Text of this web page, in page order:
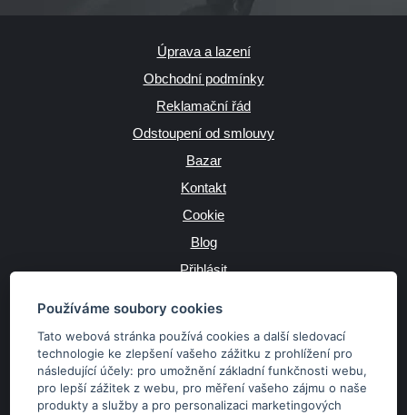
Používáme soubory cookies
Tato webová stránka používá cookies a další sledovací
technologie ke zlepšení vašeho zážitku z prohlížení pro
následující účely: pro umožnění základní funkčnosti webu,
pro lepší zážitek z webu, pro měření vašeho zájmu o naše
produkty a služby a pro personalizaci marketingových
Úprava a lazení
Obchodní podmínky
Reklamační řád
Odstoupení od smlouvy
Bazar
Kontakt
Cookie
Blog
Přihlásit
JAZYK